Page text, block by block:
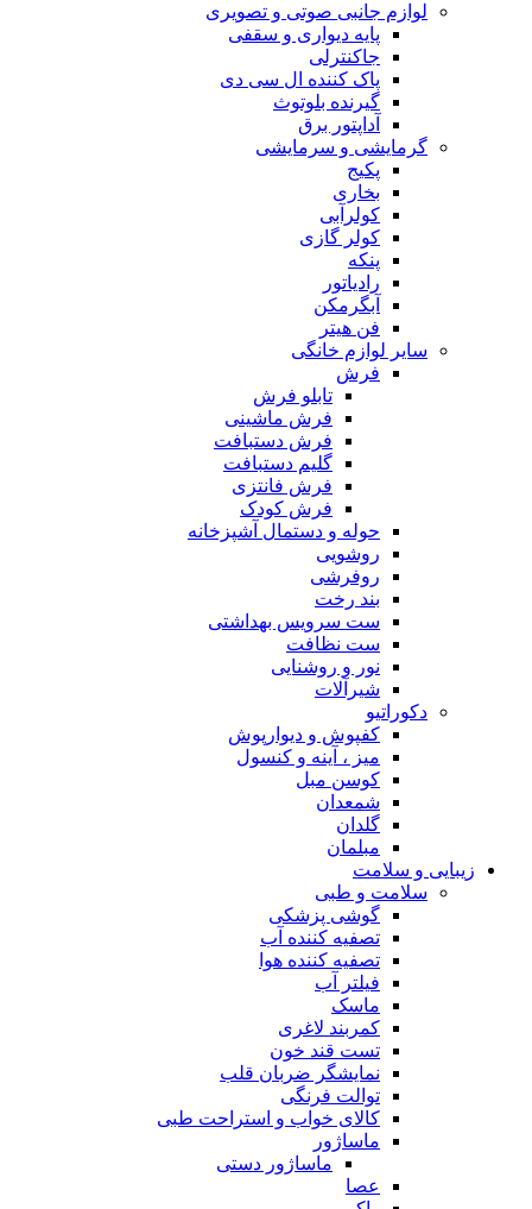
لوازم جانبی صوتی و تصویری
پایه دیواری و سقفی
جاکنترلی
پاک کننده ال سی دی
گیرنده بلوتوث
آداپتور برق
گرمایشی و سرمایشی
پکیج
بخاری
کولرآبی
کولر گازی
پنکه
رادیاتور
آبگرمکن
فن هیتر
سایر لوازم خانگی
فرش
تابلو فرش
فرش ماشینی
فرش دستبافت
گلیم دستبافت
فرش فانتزی
فرش کودک
حوله و دستمال آشپزخانه
روشویی
روفرشی
بند رخت
ست سرویس بهداشتی
ست نظافت
نور و روشنایی
شیرآلات
دکوراتیو
کفپوش و دیوارپوش
میز ، آینه و کنسول
کوسن مبل
شمعدان
گلدان
مبلمان
زیبایی و سلامت
سلامت و طبی
گوشی پزشکی
تصفیه کننده آب
تصفیه کننده هوا
فیلتر آب
ماسک
کمربند لاغری
تست قند خون
نمایشگر ضربان قلب
توالت فرنگی
کالای خواب و استراحت طبی
ماساژور
ماساژور دستی
عصا